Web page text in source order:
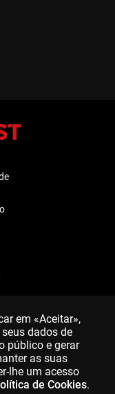
em «Aceitar»,
dados de
público e gerar
as suas
lhe um acesso
de Cookies.